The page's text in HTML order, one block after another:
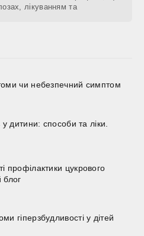
лікуванням та
чи небезпечний симптом
у дитини: способи та ліки.
профілактики цукрового
блог
гіперзбудливості у дітей